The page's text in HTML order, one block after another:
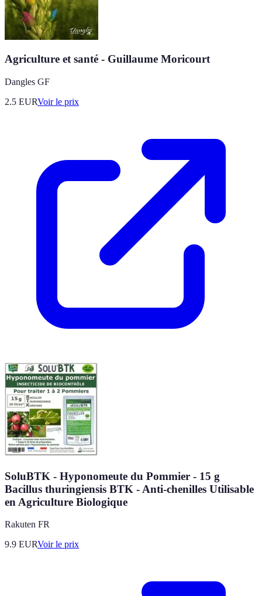
Agriculture et santé - Guillaume Moricourt
Dangles GF
2.5 EURVoir le prix
SoluBTK - Hyponomeute du Pommier - 15 g
Bacillus thuringiensis BTK - Anti-chenilles Utilisable
en Agriculture Biologique
Rakuten FR
9.9 EURVoir le prix